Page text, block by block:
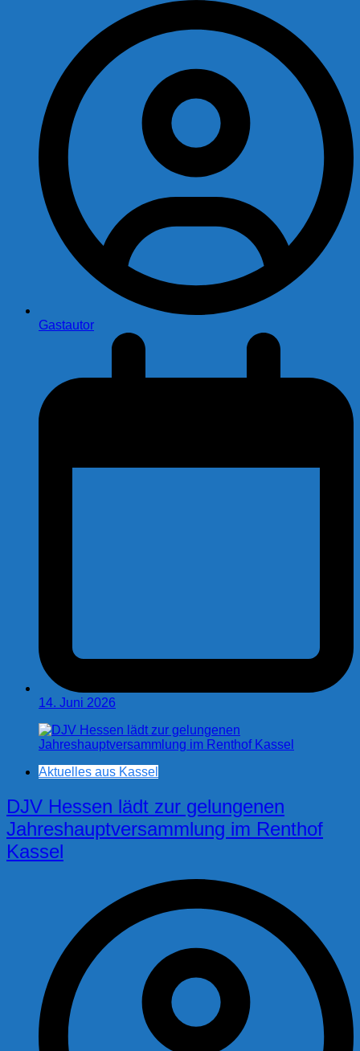
Gastautor
14. Juni 2026
Aktuelles aus Kassel
DJV Hessen lädt zur gelungenen
Jahreshauptversammlung im Renthof
Kassel